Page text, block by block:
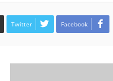
Facebook
Twitter